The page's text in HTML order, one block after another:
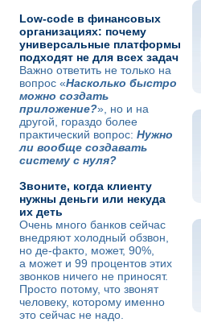
Low-code в финансовых
организациях: почему
универсальные платформы
подходят не для всех задач
Важно ответить не только на
вопрос «Насколько быстро
можно создать
приложение?», но и на
другой, гораздо более
практический вопрос: Нужно
ли вообще создавать
систему с нуля?
Звоните, когда клиенту
нужны деньги или некуда
их деть
Очень много банков сейчас
внедряют холодный обзвон,
но де-факто, может, 90%,
а может и 99 процентов этих
звонков ничего не приносят.
Просто потому, что звонят
человеку, которому именно
это сейчас не надо.